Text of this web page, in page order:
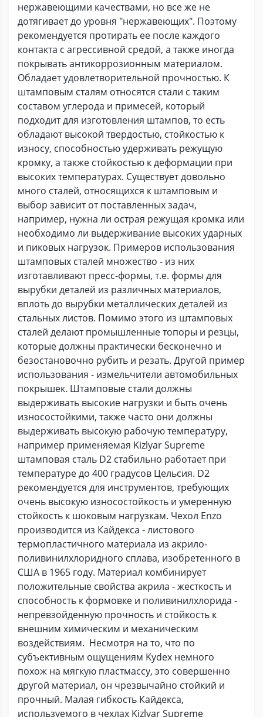
нержавеющими качествами, но все же не
дотягивает до уровня "нержавеющих". Поэтому
рекомендуется протирать ее после каждого
контакта с агрессивной средой, а также иногда
покрывать антикоррозионным материалом.
Обладает удовлетворительной прочностью. К
штамповым сталям относятся стали с таким
составом углерода и примесей, который
подходит для изготовления штампов, то есть
обладают высокой твердостью, стойкостью к
износу, способностью удерживать режущую
кромку, а также стойкостью к деформации при
высоких температурах. Существует довольно
много сталей, относящихся к штамповым и
выбор зависит от поставленных задач,
например, нужна ли острая режущая кромка или
необходимо ли выдерживание высоких ударных
и пиковых нагрузок. Примеров использования
штамповых сталей множество - из них
изготавливают пресс-формы, т.е. формы для
вырубки деталей из различных материалов,
вплоть до вырубки металлических деталей из
стальных листов. Помимо этого из штамповых
сталей делают промышленные топоры и резцы,
которые должны практически бесконечно и
безостановочно рубить и резать. Другой пример
использования - измельчители автомобильных
покрышек. Штамповые стали должны
выдерживать высокие нагрузки и быть очень
износостойкими, также часто они должны
выдерживать высокую рабочую температуру,
например применяемая Kizlyar Supreme
штамповая сталь D2 стабильно работает при
температуре до 400 градусов Цельсия. D2
рекомендуется для инструментов, требующих
очень высокую износостойкость и умеренную
стойкость к шоковым нагрузкам. Чехол Enzo
производится из Кайдекса - листового
термопластичного материала из акрило-
поливинилхлоридного сплава, изобретенного в
США в 1965 году. Материал комбинирует
положительные свойства акрила - жесткость и
способность к формовке и поливинилхлорида -
непревзойденную прочность и стойкость к
внешним химическим и механическим
воздействиям. Несмотря на то, что по
субъективным ощущениям Kydex немного
похож на мягкую пластмассу, это совершенно
другой материал, он чрезвычайно стойкий и
прочный. Малая гибкость Кайдекса,
используемого в чехлах Kizlyar Supreme